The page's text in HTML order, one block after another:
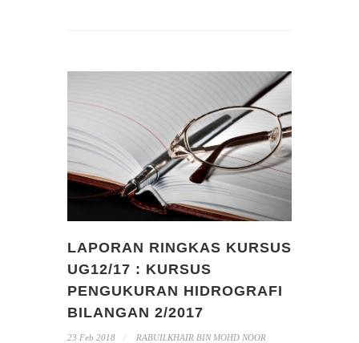
LAPORAN RINGKAS KURSUS
UG12/17 : KURSUS
PENGUKURAN HIDROGRAFI
BILANGAN 2/2017
23 Feb 2018 RABUILKHAIR BIN MOHD NOOR